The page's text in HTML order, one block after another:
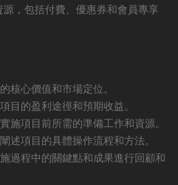
，包括付費、優惠券和會員專享
核心價值和市場定位。
目的盈利途徑和預期收益。
施項目前所需的準備工作和資源。
述項目的具體操作流程和方法。
過程中的關鍵點和成果進行回顧和